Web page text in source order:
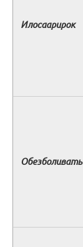
Илосаарирок
Обезболивать